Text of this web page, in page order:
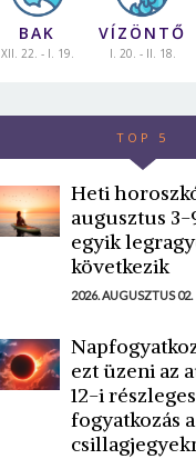
BAK
XII. 22. - I. 19.
VÍZÖNTŐ
I. 20. - II. 18.
TOP 5
Heti
augusztus 3-
egyik
következik
2026. AUGUSZTUS 02.
ezt üzeni az
12-i részleges
fogyatkozás a